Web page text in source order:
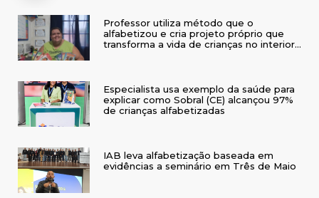
Professor utiliza método que o
alfabetizou e cria projeto próprio que
transforma a vida de crianças no interior
Especialista usa exemplo da saúde para
explicar como Sobral (CE) alcançou 97%
de crianças alfabetizadas
IAB leva alfabetização baseada em
evidências a seminário em Três de Maio